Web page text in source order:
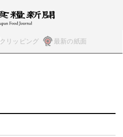
クリッピング 最新の紙面